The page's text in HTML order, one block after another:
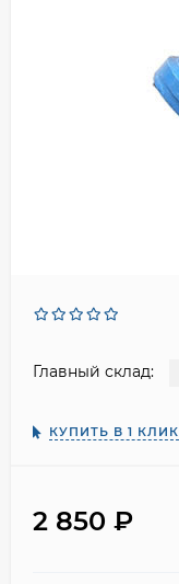
Главный склад:
КУПИТЬ В 1 КЛИК
2 850 ₽